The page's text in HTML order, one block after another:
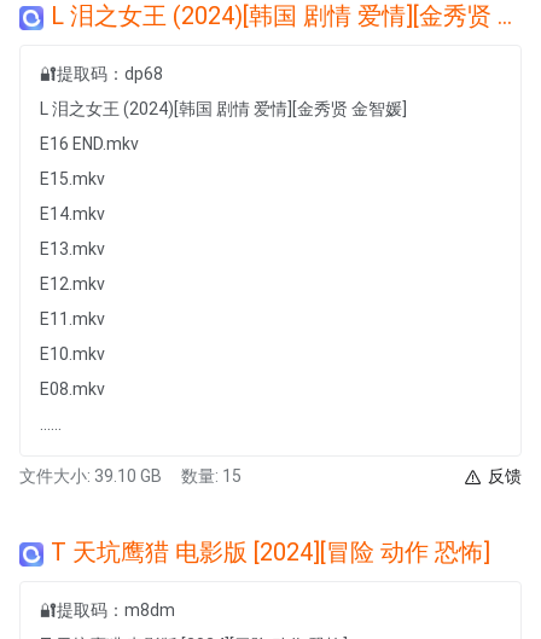
L 泪之女王 (2024)[韩国 剧情 爱情][金秀贤 金智媛]
🔐提取码：dp68
L 泪之女王 (2024)[韩国 剧情 爱情][金秀贤 金智媛]
E16 END.mkv
E15.mkv
E14.mkv
E13.mkv
E12.mkv
E11.mkv
E10.mkv
E08.mkv
文件大小: 39.10 GB 数量: 15 反馈
T 天坑鹰猎 电影版 [2024][冒险 动作 恐怖]
🔐提取码：m8dm